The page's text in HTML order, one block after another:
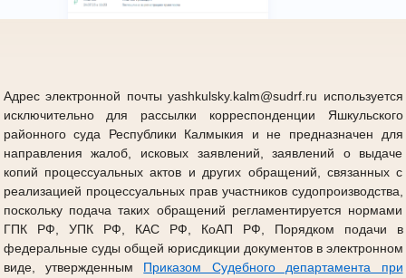
Адрес электронной почты yashkulsky.kalm@sudrf.ru используется
исключительно для рассылки корреспонденции Яшкульского
районного суда Республики Калмыкия и не предназначен для
направления жалоб, исковых заявлений, заявлений о выдаче
копий процессуальных актов и других обращений, связанных с
реализацией процессуальных прав участников судопроизводства,
поскольку подача таких обращений регламентируется нормами
ГПК РФ, УПК РФ, КАС РФ, КоАП РФ, Порядком подачи в
федеральные суды общей юрисдикции документов в электронном
виде, утвержденным Приказом Судебного департамента при